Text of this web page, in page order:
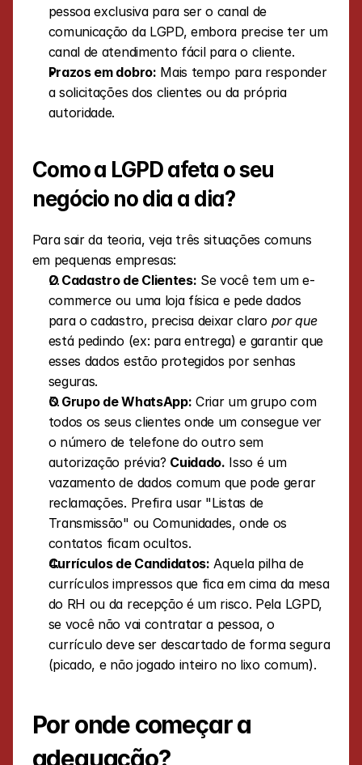
pessoa exclusiva para ser o canal de
comunicação da LGPD, embora precise ter um
canal de atendimento fácil para o cliente.
Prazos em dobro: Mais tempo para responder
a solicitações dos clientes ou da própria
autoridade.
Como a LGPD afeta o seu
negócio no dia a dia?
Para sair da teoria, veja três situações comuns
em pequenas empresas:
O Cadastro de Clientes: Se você tem um e-
commerce ou uma loja física e pede dados
para o cadastro, precisa deixar claro por que
está pedindo (ex: para entrega) e garantir que
esses dados estão protegidos por senhas
seguras.
O Grupo de WhatsApp: Criar um grupo com
todos os seus clientes onde um consegue ver
o número de telefone do outro sem
autorização prévia? Cuidado. Isso é um
vazamento de dados comum que pode gerar
reclamações. Prefira usar "Listas de
Transmissão" ou Comunidades, onde os
contatos ficam ocultos.
Currículos de Candidatos: Aquela pilha de
currículos impressos que fica em cima da mesa
do RH ou da recepção é um risco. Pela LGPD,
se você não vai contratar a pessoa, o
currículo deve ser descartado de forma segura
(picado, e não jogado inteiro no lixo comum).
Por onde começar a
adequação?